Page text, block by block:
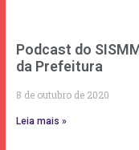
Podcast do
da Prefeitura
8 de outubro de 2020
Leia mais »